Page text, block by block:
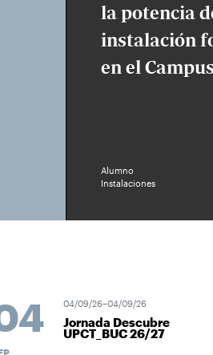
la potencia
instalación
en el
Alumno
Instalaciones
04/09/26–04/09/26
Jornada Descubre
UPCT_BUC 26/27